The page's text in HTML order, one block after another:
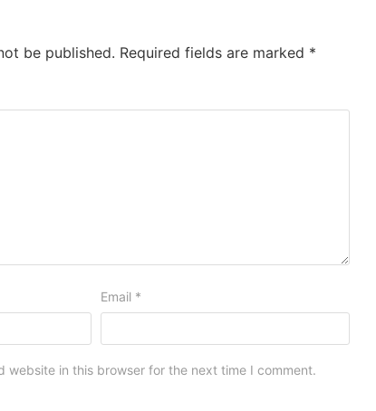
be published. Required fields are marked *
Email *
website in this browser for the next time I comment.